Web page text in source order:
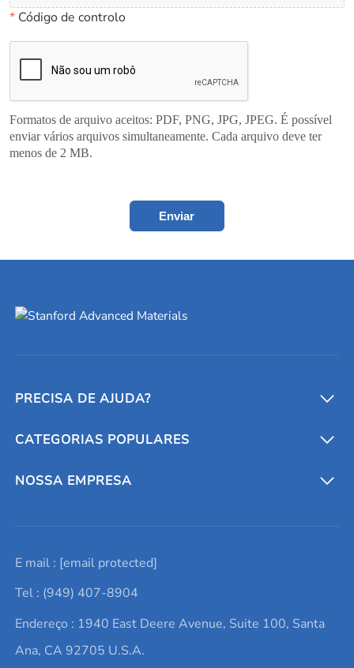
*Código de controlo
Formatos de arquivo aceitos: PDF, PNG, JPG, JPEG. É possível
enviar vários arquivos simultaneamente. Cada arquivo deve ter
menos de 2 MB.
Enviar
PRECISA DE AJUDA?
Conversores e calculadoras
Entre em contato conosco
Lista de consultas
Termos e Condições
Política de Privacidade
CATEGORIAS POPULARES
Metais refratários
Elementos de terras raras
Alvos de pulverização catódica
Ácido hialurônico
NOSSA EMPRESA
Promoções atuais
Notícias e blogs
Estudos de caso
E mail : [email protected]
Tel : (949) 407-8904
Endereço : 1940 East Deere Avenue, Suite 100, Santa
Ana, CA 92705 U.S.A.